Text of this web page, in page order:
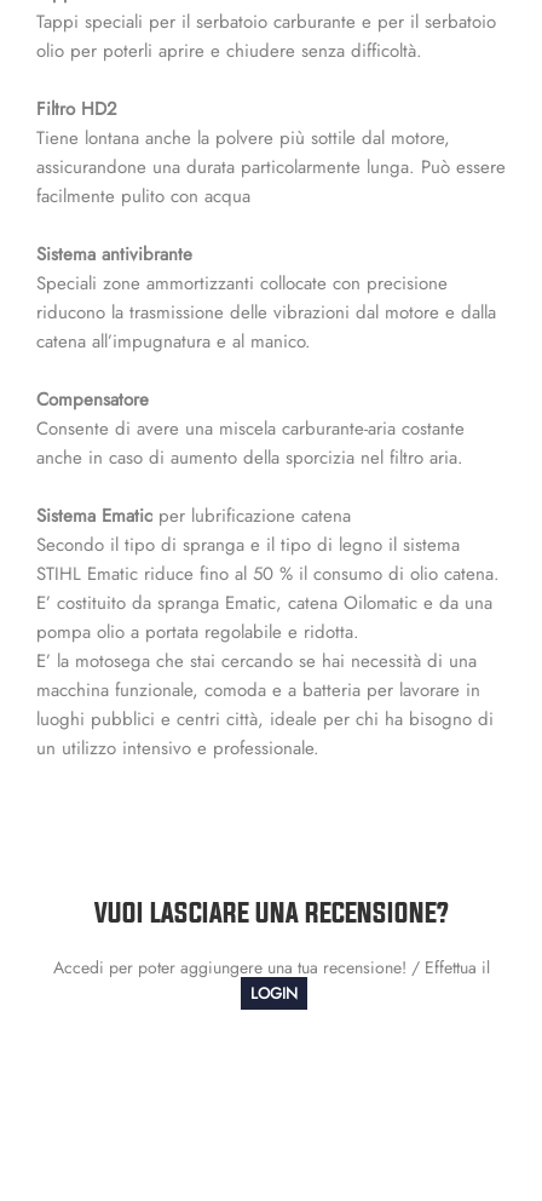
Tappi speciali per il serbatoio carburante e per il serbatoio
olio per poterli aprire e chiudere senza difficoltà.
Filtro HD2
Tiene lontana anche la polvere più sottile dal motore,
assicurandone una durata particolarmente lunga. Può essere
facilmente pulito con acqua
Sistema antivibrante
Speciali zone ammortizzanti collocate con precisione
riducono la trasmissione delle vibrazioni dal motore e dalla
catena all’impugnatura e al manico.
Compensatore
Consente di avere una miscela carburante-aria costante
anche in caso di aumento della sporcizia nel filtro aria.
Sistema Ematic per lubrificazione catena
Secondo il tipo di spranga e il tipo di legno il sistema
STIHL Ematic riduce fino al 50 % il consumo di olio catena.
E’ costituito da spranga Ematic, catena Oilomatic e da una
pompa olio a portata regolabile e ridotta.
E’ la motosega che stai cercando se hai necessità di una
macchina funzionale, comoda e a batteria per lavorare in
luoghi pubblici e centri città, ideale per chi ha bisogno di
un utilizzo intensivo e professionale.
VUOI LASCIARE UNA RECENSIONE?
Accedi per poter aggiungere una tua recensione! / Effettua il
LOGIN